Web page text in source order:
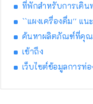
ที่พักสำหรับการเดิน
``แผงเครื่องดื่ม'' แน
ค้นหาผลิตภัณฑ์ที่คุณ
เข้าถึง
เว็บไซต์ข้อมูลการท่อ